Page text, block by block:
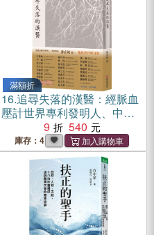
滿額折
16.追尋失落的漢醫：經脈血
壓計世界專利發明人、中西
醫師郭育誠博士，引你窺見
千年前漢醫AI系統，實現隔
空把脈，診斷於千里之外
【暢銷增訂版】
9 540
庫存：4